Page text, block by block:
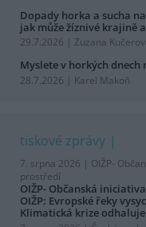
Dopady horka a sucha
jak může žíznivé krajině
29.7.2026 | Zuzana
Myslete v horkých
28.7.2026 | Karel Makoň
tiskové zprávy
7. srpna 2026 | OIŽP-
prostředí
OIŽP- Občanská
OIŽP: Evropské řeky
Klimatická krize